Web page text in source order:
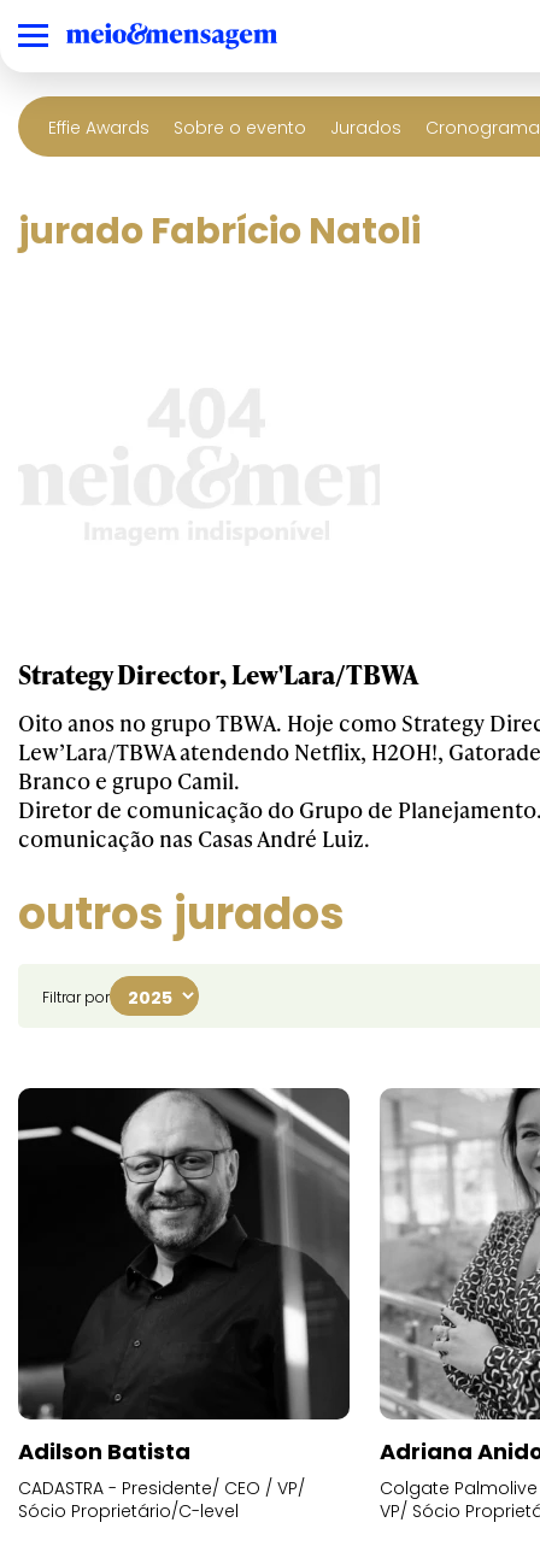
Effie Awards Sobre o evento Jurados
jurado Fabrício Natoli
Strategy Director, Lew'Lara/TBWA
Oito anos no grupo TBWA. Hoje como Strategy
Lew’Lara/TBWA atendendo Netflix, H2OH!,
Branco e grupo Camil.
Diretor de comunicação do Grupo de
comunicação nas Casas André Luiz.
outros jurados
Filtrar por
Adilson Batista
CADASTRA - Presidente/ CEO / VP/
Sócio Proprietário/C-level
Adriana
Colgate
VP/ Sócio